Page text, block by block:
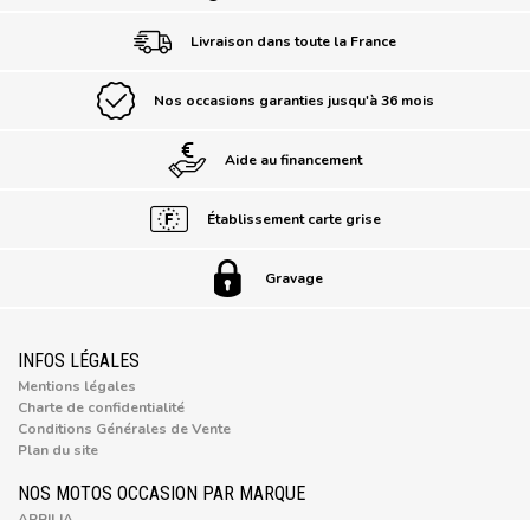
Livraison dans toute la France
Nos occasions garanties jusqu'à 36 mois
Aide au financement
Établissement carte grise
Gravage
INFOS LÉGALES
Mentions légales
Charte de confidentialité
Conditions Générales de Vente
Plan du site
NOS MOTOS OCCASION PAR MARQUE